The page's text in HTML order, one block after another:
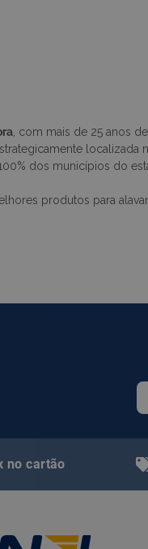
, com mais de 25 anos
localizada
dos municípios do
produtos para
no cartão